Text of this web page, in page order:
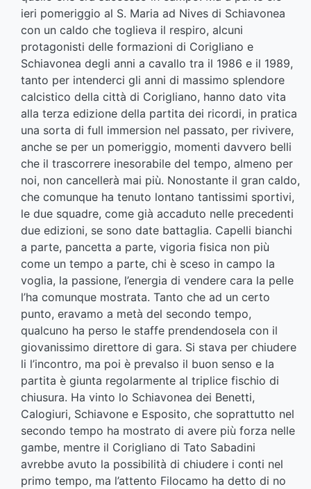
ieri pomeriggio al S. Maria ad Nives di Schiavonea
con un caldo che toglieva il respiro, alcuni
protagonisti delle formazioni di Corigliano e
Schiavonea degli anni a cavallo tra il 1986 e il 1989,
tanto per intenderci gli anni di massimo splendore
calcistico della città di Corigliano, hanno dato vita
alla terza edizione della partita dei ricordi, in pratica
una sorta di full immersion nel passato, per rivivere,
anche se per un pomeriggio, momenti davvero belli
che il trascorrere inesorabile del tempo, almeno per
noi, non cancellerà mai più. Nonostante il gran caldo,
che comunque ha tenuto lontano tantissimi sportivi,
le due squadre, come già accaduto nelle precedenti
due edizioni, se sono date battaglia. Capelli bianchi
a parte, pancetta a parte, vigoria fisica non più
come un tempo a parte, chi è sceso in campo la
voglia, la passione, l’energia di vendere cara la pelle
l’ha comunque mostrata. Tanto che ad un certo
punto, eravamo a metà del secondo tempo,
qualcuno ha perso le staffe prendendosela con il
giovanissimo direttore di gara. Si stava per chiudere
li l’incontro, ma poi è prevalso il buon senso e la
partita è giunta regolarmente al triplice fischio di
chiusura. Ha vinto lo Schiavonea dei Benetti,
Calogiuri, Schiavone e Esposito, che soprattutto nel
secondo tempo ha mostrato di avere più forza nelle
gambe, mentre il Corigliano di Tato Sabadini
avrebbe avuto la possibilità di chiudere i conti nel
primo tempo, ma l’attento Filocamo ha detto di no